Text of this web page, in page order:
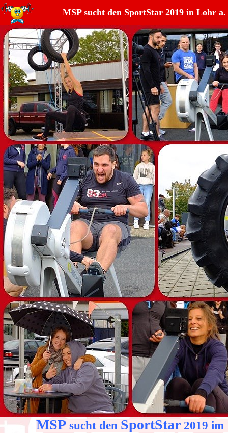
MSP sucht den SportStar 2019 in Lohr
MSPsucht den SportStar2019 im